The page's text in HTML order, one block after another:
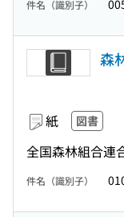
件名（識別子）
森
紙 図書
全国森林組合連
件名（識別子）